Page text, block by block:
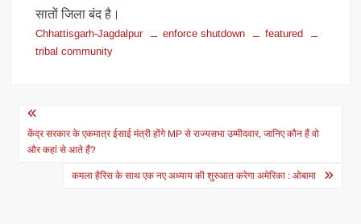
सातों जिला बंद है।
Chhattisgarh-Jagdalpur enforce shutdown
featured
tribal community
Post
navigation
केंद्र सरकार के एकमात्र ईसाई मंत्री होंगे MP से राज्यसभा उम्मीदवार, जानिए कौन हैं वो
और कहां से आते हैं?
कमला हैरिस के साथ एक नए अध्याय की शुरुआत करेगा अमेरिका : ओबामा